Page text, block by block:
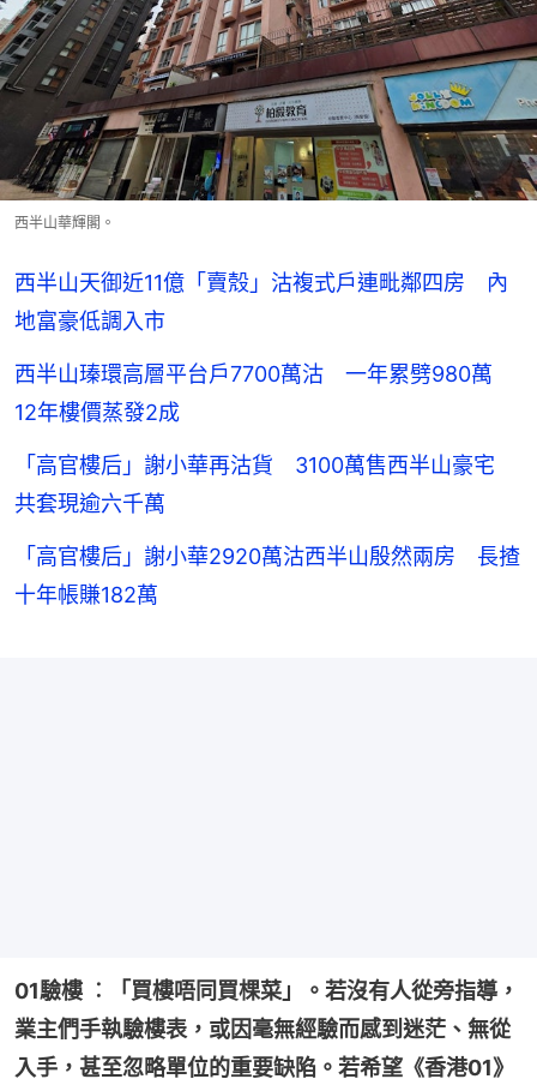
西半山華輝閣。
西半山天御近11億「賣殼」沽複式戶連毗鄰四房 內
地富豪低調入市
西半山瑧環高層平台戶7700萬沽 一年累劈980萬
12年樓價蒸發2成
「高官樓后」謝小華再沽貨 3100萬售西半山豪宅
共套現逾六千萬
「高官樓后」謝小華2920萬沽西半山殷然兩房 長揸
十年帳賺182萬
01驗樓 ︰「買樓唔同買棵菜」。若沒有人從旁指導，
業主們手執驗樓表，或因毫無經驗而感到迷茫、無從
入手，甚至忽略單位的重要缺陷。若希望《香港01》